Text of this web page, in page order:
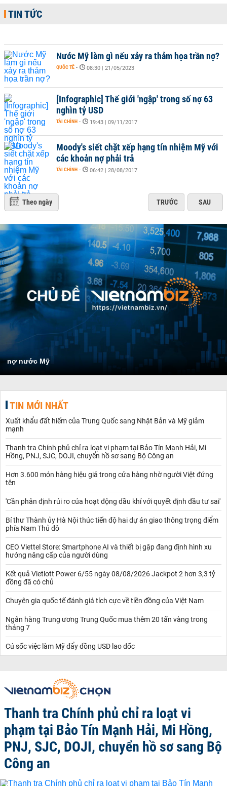
TIN TỨC
Nước Mỹ làm gì nếu xảy ra thảm họa trần nợ?
QUỐC TẾ - 08:30 | 21/05/2023
[Infographic] Thế giới 'ngập' trong số nợ 63
nghìn tỷ USD
TÀI CHÍNH - 19:43 | 09/11/2017
Moody's siết chặt xếp hạng tín nhiệm Mỹ với
các khoản nợ phải trả
TÀI CHÍNH - 06:42 | 28/08/2017
Theo ngày TRƯỚC SAU
nợ nước Mỹ
TIN MỚI NHẤT
Xuất khẩu đất hiếm của Trung Quốc sang Nhật Bản và Mỹ giảm
mạnh
Thanh tra Chính phủ chỉ ra loạt vi phạm tại Bảo Tín Mạnh Hải, Mi
Hồng, PNJ, SJC, DOJI, chuyển hồ sơ sang Bộ Công an
Hơn 3.600 món hàng hiệu giả trong cửa hàng nhờ người Việt đứng
tên
'Cần phân định rủi ro của hoạt động dầu khí với quyết định đầu tư sai'
Bí thư Thành ủy Hà Nội thúc tiến độ hai dự án giao thông trọng điểm
phía Nam Thủ đô
CEO Viettel Store: Smartphone AI và thiết bị gập đang định hình xu
hướng nâng cấp của người dùng
Kết quả Vietlott Power 6/55 ngày 08/08/2026 Jackpot 2 hơn 3,3 tỷ
đồng đã có chủ
Chuyên gia quốc tế đánh giá tích cực về tiền đồng của Việt Nam
Ngân hàng Trung ương Trung Quốc mua thêm 20 tấn vàng trong
tháng 7
Cú sốc việc làm Mỹ đẩy đồng USD lao dốc
Thanh tra Chính phủ chỉ ra loạt vi
phạm tại Bảo Tín Mạnh Hải, Mi Hồng,
PNJ, SJC, DOJI, chuyển hồ sơ sang Bộ
Công an